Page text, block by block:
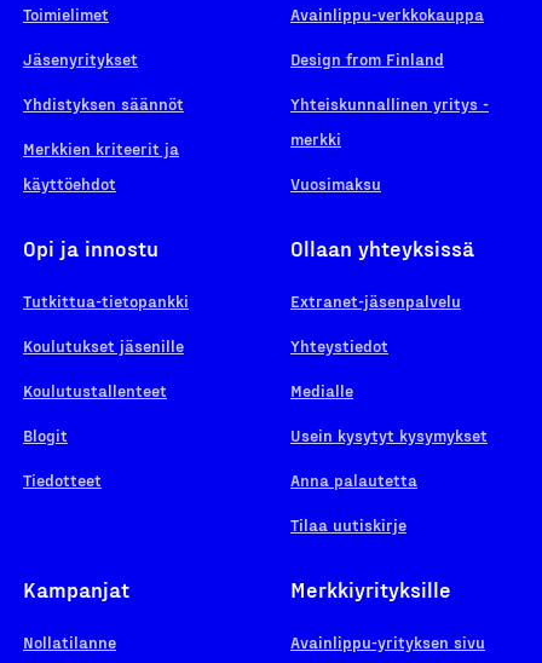
Toimielimet
Jäsenyritykset
Yhdistyksen säännöt
Merkkien kriteerit ja
käyttöehdot
Avainlippu-verkkokauppa
Design from Finland
Yhteiskunnallinen yritys -
merkki
Vuosimaksu
Opi ja innostu
Tutkittua-tietopankki
Koulutukset jäsenille
Koulutustallenteet
Blogit
Tiedotteet
Ollaan yhteyksissä
Extranet-jäsenpalvelu
Yhteystiedot
Medialle
Usein kysytyt kysymykset
Anna palautetta
Tilaa uutiskirje
Kampanjat
Nollatilanne
Merkkiyrityksille
Avainlippu-yrityksen sivu